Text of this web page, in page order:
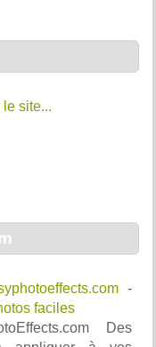
le site...
-
faciles
Des